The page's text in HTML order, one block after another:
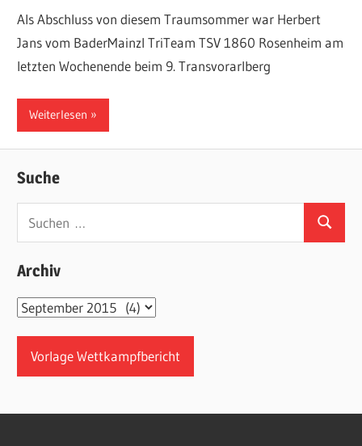
Als Abschluss von diesem Traumsommer war Herbert
Jans vom BaderMainzl TriTeam TSV 1860 Rosenheim am
letzten Wochenende beim 9. Transvorarlberg
Weiterlesen
Suche
Suchen
Archiv
Archiv
Vorlage Wettkampfbericht